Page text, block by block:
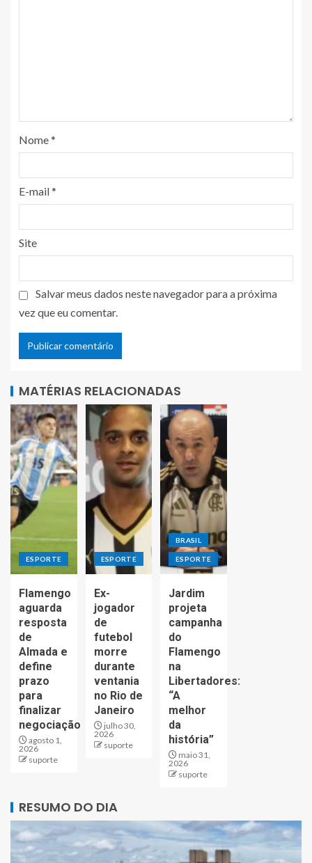
Nome*
E-mail*
Site
Salvar meus dados neste navegador para a próxima
vez que eu comentar.
MATÉRIAS RELACIONADAS
ESPORTE
Flamengo
aguarda
resposta
de
Almada e
define
prazo
para
finalizar
negociação
agosto 1,
2026
suporte
ESPORTE
Ex-
jogador
de
futebol
morre
durante
ventania
no Rio de
Janeiro
julho 30,
2026
suporte
BRASIL
ESPORTE
Jardim
projeta
campanha
do
Flamengo
na
Libertadores:
“A
melhor
da
história”
maio 31,
2026
suporte
RESUMO DO DIA